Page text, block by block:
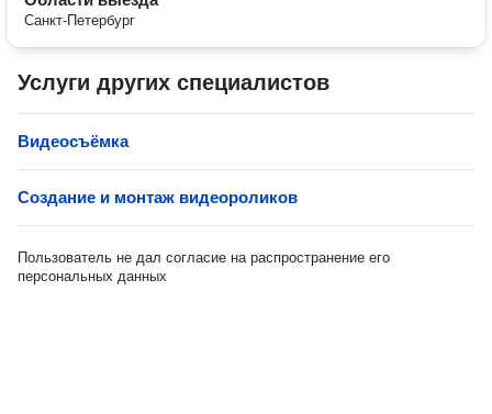
Санкт-Петербург
Услуги других специалистов
Видеосъёмка
Создание и монтаж видеороликов
Пользователь не дал согласие на распространение его
персональных данных